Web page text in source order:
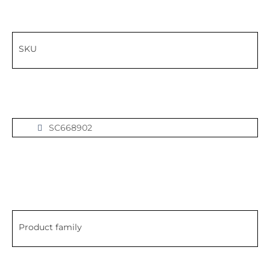
SKU
SC668902
Product family